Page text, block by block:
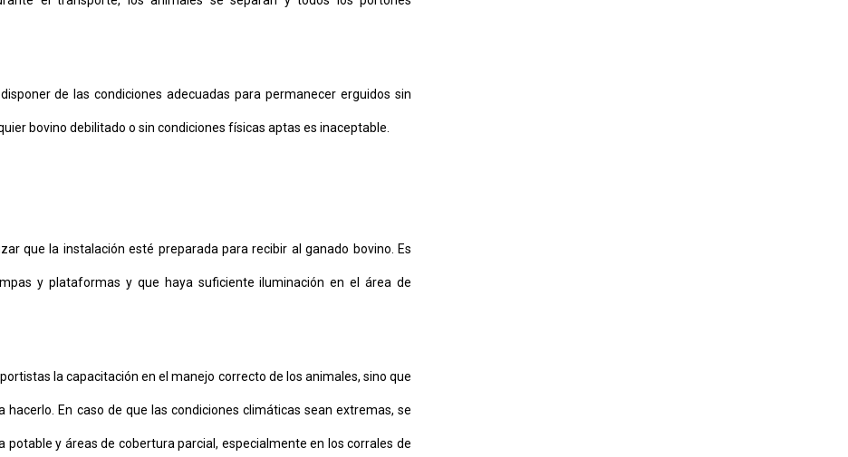
de las condiciones adecuadas para permanecer erguidos sin
bovino debilitado o sin condiciones físicas aptas es inaceptable.
que la instalación esté preparada para recibir al ganado bovino. Es
y plataformas y que haya suficiente iluminación en el área de
la capacitación en el manejo correcto de los animales, sino que
En caso de que las condiciones climáticas sean extremas, se
y áreas de cobertura parcial, especialmente en los corrales de